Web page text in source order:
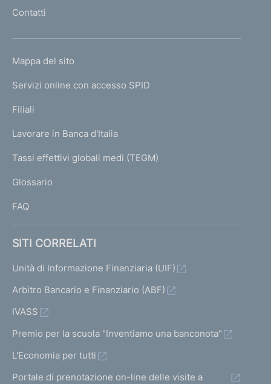
m
e
a
g
Contatti
L
N
K
T
I
I
Mappa del sito
Servizi online con accesso SPID
Filiali
Lavorare in Banca d'Italia
Tassi effettivi globali medi (TEGM)
Glossario
FAQ
SITI CORRELATI
Unità di Informazione Finanziaria (UIF)
Arbitro Bancario e Finanziario (ABF)
IVASS
Premio per la scuola "Inventiamo una banconota"
L'Economia per tutti
Portale di prenotazione on-line delle visite a